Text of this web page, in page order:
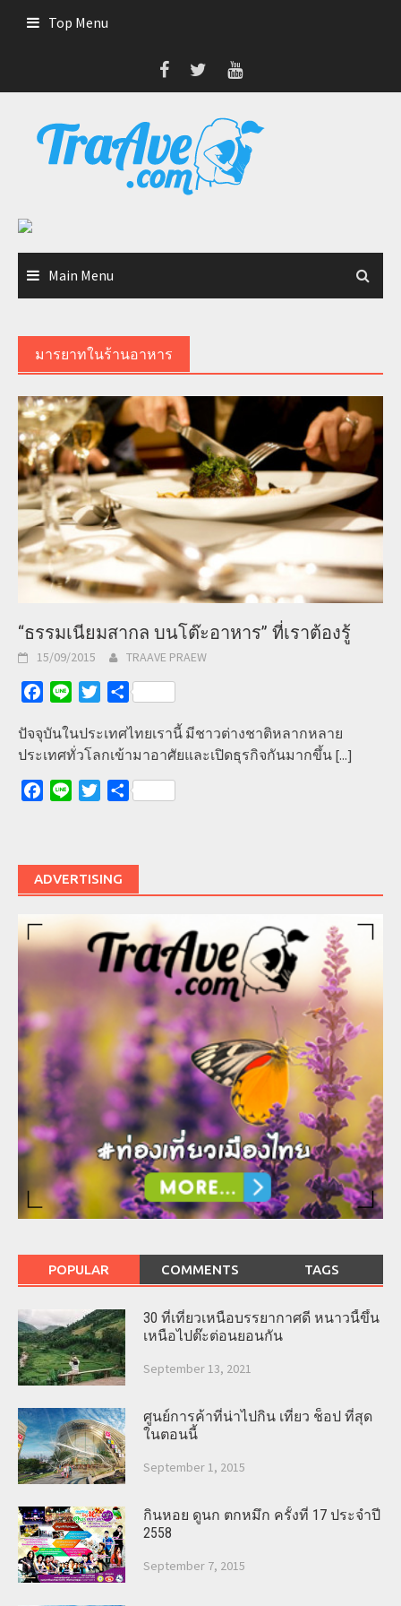
Top Menu
Main Menu
มารยาทในร้านอาหาร
“ธรรมเนียมสากล บนโต๊ะอาหาร” ที่เราต้องรู้
15/09/2015 TRAAVE PRAEW
Facebook
Line TwitterShare
ปัจจุบันในประเทศไทยเรานี้ มีชาวต่างชาติหลากหลาย
ประเทศทั่วโลกเข้ามาอาศัยและเปิดธุรกิจกันมากขึ้น [...]
Facebook
Line TwitterShare
ADVERTISING
POPULAR COMMENTS TAGS
30 ที่เที่ยวเหนือบรรยากาศดี หนาวนี้ขึ้น
เหนือไปต๊ะต่อนยอนกัน
September 13, 2021
ศูนย์การค้าที่น่าไปกิน เที่ยว ช็อป ที่สุด
ในตอนนี้
September 1, 2015
กินหอย ดูนก ตกหมึก ครั้งที่ 17 ประจำปี
2558
September 7, 2015